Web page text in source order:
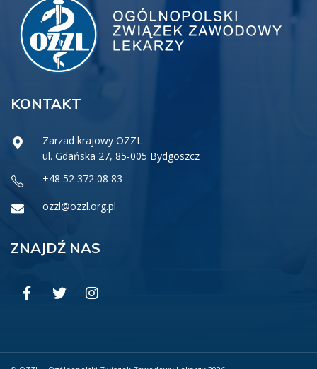
KONTAKT
Zarzad krajowy OZZL
ul. Gdańska 27, 85-005 Bydgoszcz
+48 52 372 08 83
ozzl@ozzl.org.pl
ZNAJDŹ NAS